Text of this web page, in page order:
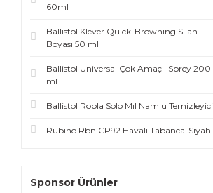
60ml
Ballistol Klever Quick-Browning Silah
Boyası 50 ml
Ballistol Universal Çok Amaçlı Sprey 200
ml
Ballistol Robla Solo Mıl Namlu Temizleyici
Rubino Rbn CP92 Havalı Tabanca-Siyah
Sponsor Ürünler